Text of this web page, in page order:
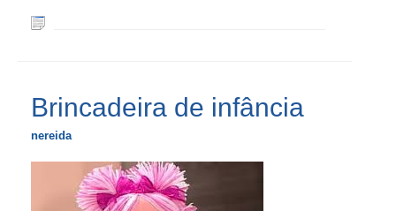
Brincadeira de infância
nereida